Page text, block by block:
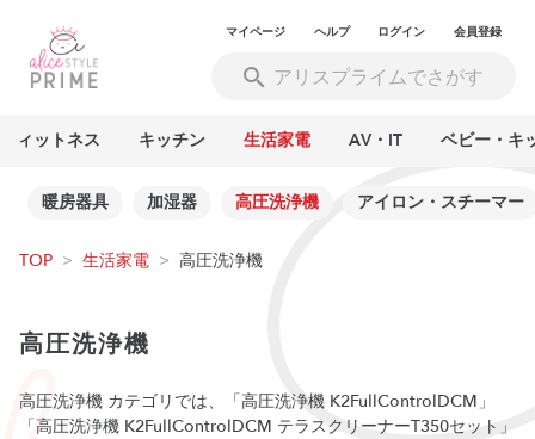
マイページ ヘルプ ログイン 会員登録
フィットネス キッチン 生活家電 AV・IT ベビー・キ
暖房器具 加湿器 高圧洗浄機 アイロン・スチーマー
TOP > 生活家電 > 高圧洗浄機
高圧洗浄機
高圧洗浄機 カテゴリでは、「高圧洗浄機 K2FullControlDCM」
「高圧洗浄機 K2FullControlDCM テラスクリーナーT350セット」